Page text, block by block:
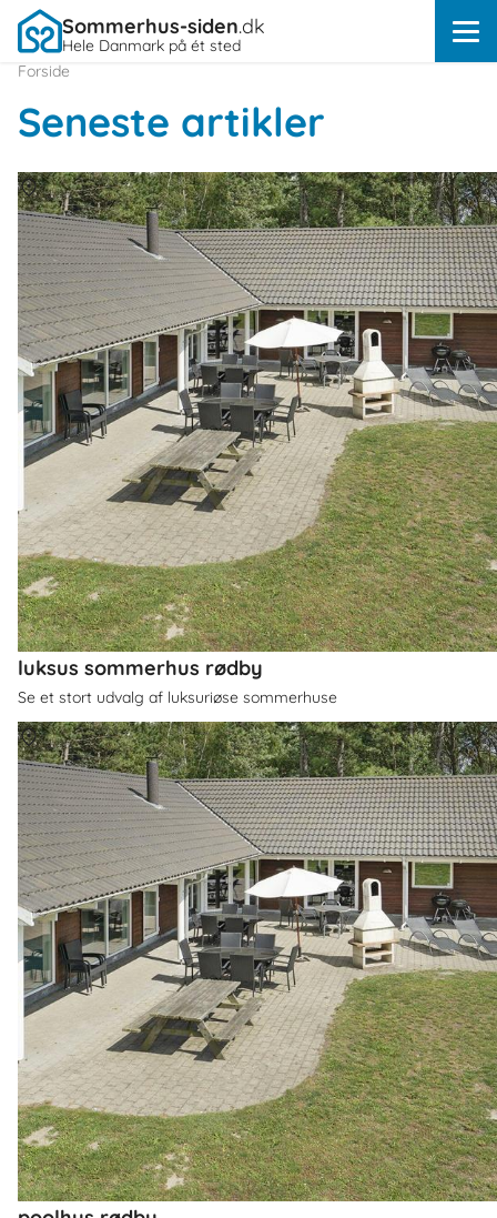
Sommerhus-siden.dk
Hele Danmark på ét sted
Forside
Seneste artikler
luksus sommerhus rødby
Se et stort udvalg af luksuriøse sommerhuse
OmRødby
OmRødby